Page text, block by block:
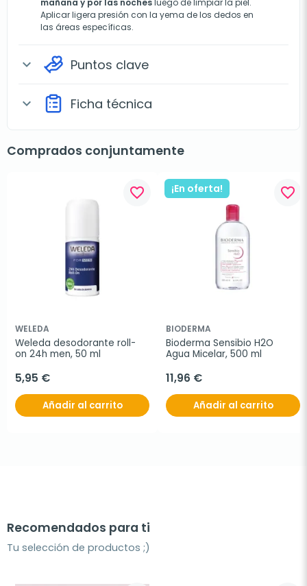
mañana y por las nochesluego de limpiar la piel.
Aplicar ligera presión con la yema de los dedos en
las áreas específicas.
expand_more Puntos clave
expand_more Ficha técnica
Comprados conjuntamente
favorite_border
WELEDA
Weleda desodorante roll-
on 24h men, 50 ml
5,95 €
Añadir al carrito
¡En oferta! favorite_border
BIODERMA
Bioderma Sensibio H2O
Agua Micelar, 500 ml
11,96 €
Añadir al carrito
Recomendados para ti
Tu selección de productos ;)